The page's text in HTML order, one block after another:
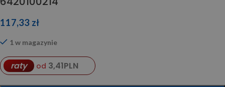
117,33 zł
1 w magazynie
raty od 3,41PLN